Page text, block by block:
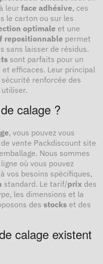
leur face adhésive, ces
le carton ou sur les
optimale et une
repositionnable permet
sans laisser de résidus.
sont parfaits pour un
et efficaces. Leur principal
renforcée des
calage ?
, vous pouvez vous
vente Packdiscount site
Nous sommes
où vous pouvez
vos besoins spécifiques,
standard. Le tarif/prix des
les dimensions et la
des stocks et des
calage existent